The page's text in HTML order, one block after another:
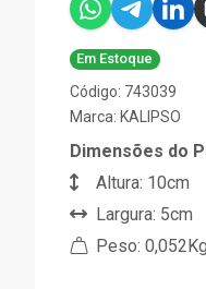
Em Estoque
Código: 743039
Marca: KALIPSO
Dimensões do
Altura: 10cm
Largura: 5cm
Peso: 0,052Kg